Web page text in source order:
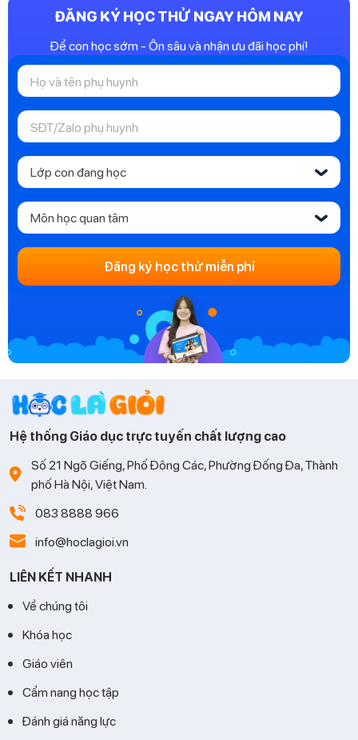
ĐĂNG KÝ HỌC THỬ NGAY HÔM NAY
Để con học sớm - Ôn sâu và nhận ưu đãi học phí!
Lớp con đang học ‹
Môn học quan tâm ‹
Đăng ký học thử miễn phí
Hệ thống Giáo dục trực tuyến chất lượng cao
Số 21 Ngõ Giếng, Phố Đông Các, Phường Đống Đa, Thành
phố Hà Nội, Việt Nam.
083 8888 966
info@hoclagioi.vn
LIÊN KẾT NHANH
Về chúng tôi
Khóa học
Giáo viên
Cẩm nang học tập
Đánh giá năng lực